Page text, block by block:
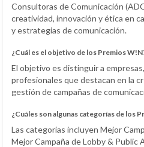
Consultoras de Comunicación
creatividad, innovación y ética en
y estrategias de comunicación.
¿Cuál es el objetivo de los Premios
El objetivo es distinguir a
profesionales que destacan en la
gestión de campañas de
¿Cuáles son algunas categorías de los
Las categorías incluyen Mejor
Mejor Campaña de Lobby & Public